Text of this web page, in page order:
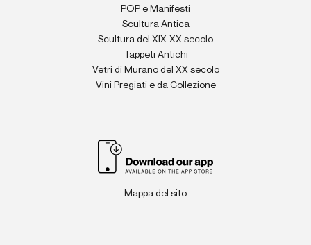
POP e Manifesti
Scultura Antica
Scultura del XIX-XX secolo
Tappeti Antichi
Vetri di Murano del XX secolo
Vini Pregiati e da Collezione
Mappa del sito